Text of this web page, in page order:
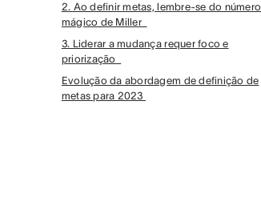
2. Ao definir metas, lembre-se do número
mágico de Miller
3. Liderar a mudança requer foco e
priorização
Evolução da abordagem de definição de
metas para 2023